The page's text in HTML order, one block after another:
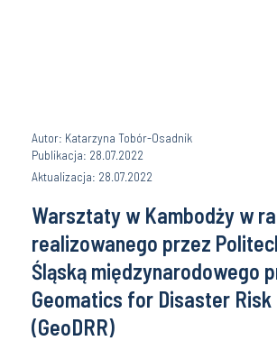
Autor: Katarzyna Tobór-Osadnik
Publikacja: 28.07.2022
Aktualizacja: 28.07.2022
Warsztaty w Kambodży w
realizowanego przez
Śląską międzynarodowego
Geomatics for Disaster Risk
(GeoDRR)